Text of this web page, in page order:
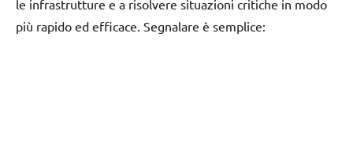
le infrastrutture e a risolvere situazioni critiche in modo
più rapido ed efficace. Segnalare è semplice: